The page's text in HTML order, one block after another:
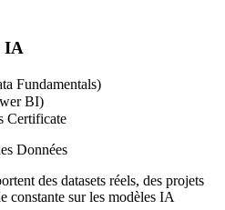
IA
Fundamentals)
BI)
Certificate
Données
des datasets réels, des projets
constante sur les modèles IA